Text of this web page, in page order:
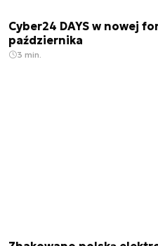
Cyber24 DAYS w nowej
października
3 min.